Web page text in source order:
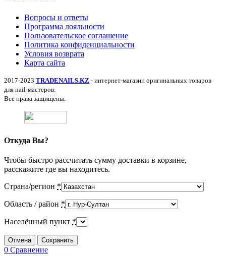
Вопросы и ответы
Программа лояльности
Пользовательское соглашение
Политика конфиденциальности
Условия возврата
Карта сайта
2017-2023 TRADENAILS.KZ - интернет-магазин оригинальных товаров
для nail-мастеров.
Все права защищены.
Откуда Вы?
Чтобы быстро рассчитать сумму доставки в корзине,
расскажите где вы находитесь.
Страна/регион *
Область / район *
Населённый пункт *
Отмена Сохранить
0 Сравнение